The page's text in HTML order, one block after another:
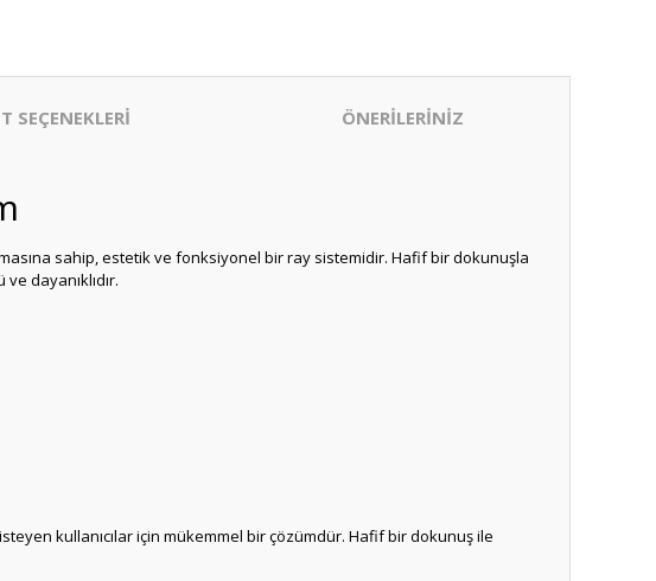
SEÇENEKLERİ ÖNERİLERİNİZ
sahip, estetik ve fonksiyonel bir ray sistemidir. Hafif bir dokunuşla
dayanıklıdır.
kullanıcılar için mükemmel bir çözümdür. Hafif bir dokunuş ile